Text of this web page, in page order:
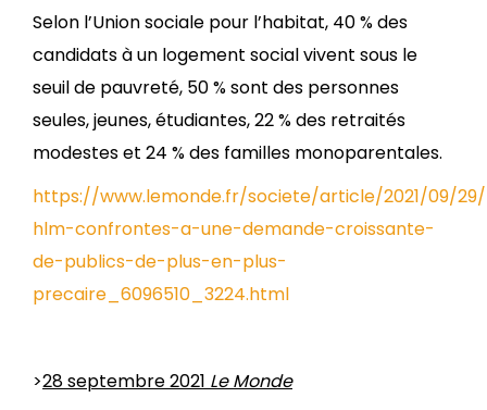
Selon l’Union sociale pour l’habitat, 40 % des
candidats à un logement social vivent sous le
seuil de pauvreté, 50 % sont des personnes
seules, jeunes, étudiantes, 22 % des retraités
modestes et 24 % des familles monoparentales.
https://www.lemonde.fr/societe/article/2021/09/
hlm-confrontes-a-une-demande-croissante-
de-publics-de-plus-en-plus-
precaire_6096510_3224.html
>28 septembre 2021 Le Monde